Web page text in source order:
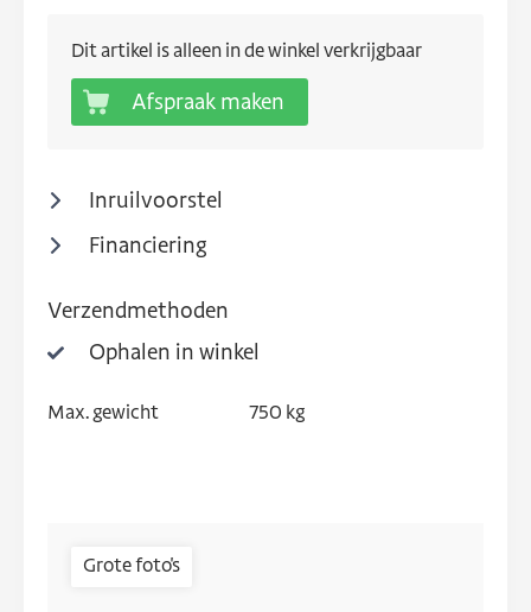
Dit artikel is alleen in de winkel verkrijgbaar
Afspraak maken
Inruilvoorstel
Financiering
Verzendmethoden
Ophalen in winkel
Max. gewicht 750 kg
Grote foto's